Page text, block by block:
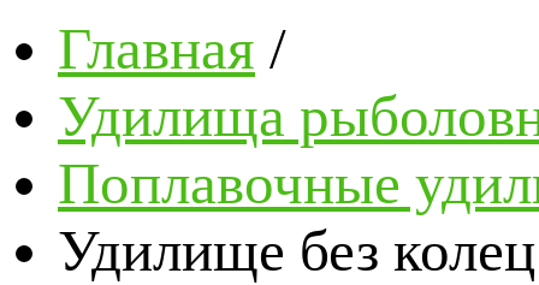
Главная /
Удилища
Поплавочные
Удилище без